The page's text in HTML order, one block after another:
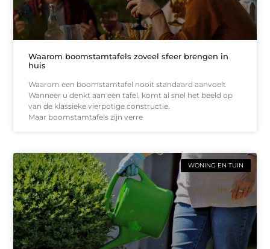
Waarom boomstamtafels zoveel sfeer brengen in
huis
Waarom een boomstamtafel nooit standaard aanvoelt
Wanneer u denkt aan een tafel, komt al snel het beeld op
van de klassieke vierpotige constructie.
Maar boomstamtafels zijn verre
WONING EN TUIN